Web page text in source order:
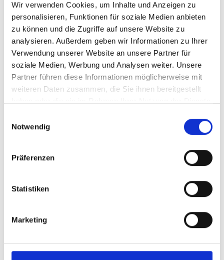
Wir verwenden Cookies, um Inhalte und Anzeigen zu
personalisieren, Funktionen für soziale Medien anbieten
zu können und die Zugriffe auf unsere Website zu
analysieren. Außerdem geben wir Informationen zu Ihrer
Verwendung unserer Website an unsere Partner für
soziale Medien, Werbung und Analysen weiter. Unsere
Partner führen diese Informationen möglicherweise mit
weiteren Daten zusammen, die Sie ihnen bereitgestellt
Notwendig
Präferenzen
Statistiken
Marketing
Angebotsverhandlungen.
Überwachung der Vertragserfüllung
Wir sorgen für einen reibungslosen Ablauf
der Vertragserfüllung und dafür, dass Sie
ständig über den aktuellen Stand informiert
Wir zeigen Ihnen, wie Sie Ihre laufenden
Durch unser Netzwerk helfen wir Ihnen, das
Für die Firmen Celsius37.com sowie